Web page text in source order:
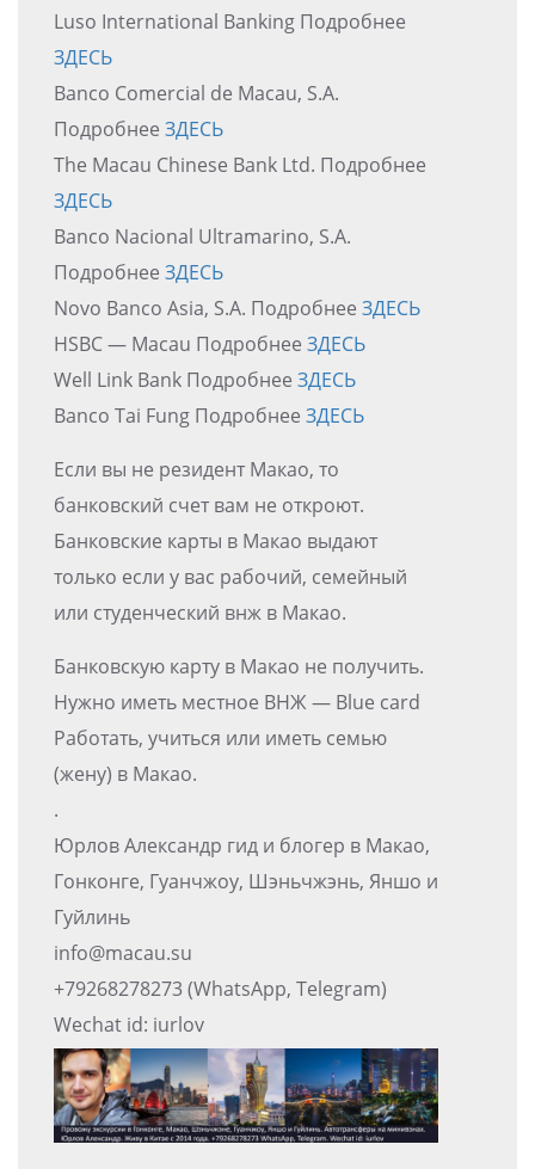
Luso International Banking Подробнее
ЗДЕСЬ
Banco Comercial de Macau, S.A.
Подробнее ЗДЕСЬ
The Macau Chinese Bank Ltd. Подробнее
ЗДЕСЬ
Banco Nacional Ultramarino, S.A.
Подробнее ЗДЕСЬ
Novo Banco Asia, S.A. Подробнее ЗДЕСЬ
HSBC — Macau Подробнее ЗДЕСЬ
Well Link Bank Подробнее ЗДЕСЬ
Banco Tai Fung Подробнее ЗДЕСЬ
Если вы не резидент Макао, то
банковский счет вам не откроют.
Банковские карты в Макао выдают
только если у вас рабочий, семейный
или студенческий внж в Макао.
Банковскую карту в Макао не получить.
Нужно иметь местное ВНЖ — Blue card
Работать, учиться или иметь семью
(жену) в Макао.
.
Юрлов Александр гид и блогер в Макао,
Гонконге, Гуанчжоу, Шэньчжэнь, Яншо и
Гуйлинь
info@macau.su
+79268278273 (WhatsApp, Telegram)
Wechat id: iurlov